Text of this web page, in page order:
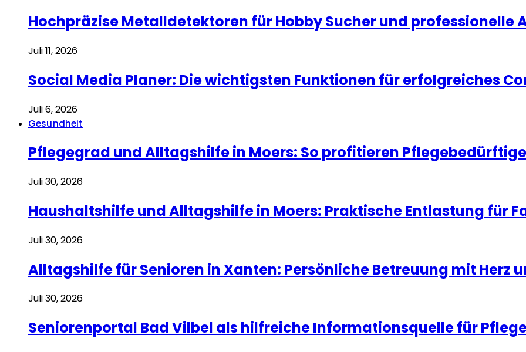
Hochpräzise Metalldetektoren für Hobby Sucher und professionelle
Juli 11, 2026
Social Media Planer: Die wichtigsten Funktionen für erfolgreiches
Juli 6, 2026
Gesundheit
Pflegegrad und Alltagshilfe in Moers: So profitieren
Juli 30, 2026
Haushaltshilfe und Alltagshilfe in Moers: Praktische Entlastung für
Juli 30, 2026
Alltagshilfe für Senioren in Xanten: Persönliche Betreuung mit Herz
Juli 30, 2026
Seniorenportal Bad Vilbel als hilfreiche Informationsquelle für